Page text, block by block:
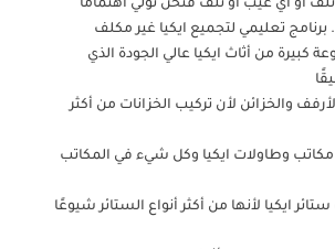
أو أي عيب أو تلف فنحن نولي اهتمامًا
برنامج تعليمي لتجميع ايكيا غير مكلف
كبيرة من أثاث ايكيا عالي الجودة الذي
والخزائن لأن تركيب الخزانات من أكثر
مكاتب وطاولات ايكيا وكل شيء في المكاتب
ايكيا لأنها من أكثر أنواع الستائر شيوعًا